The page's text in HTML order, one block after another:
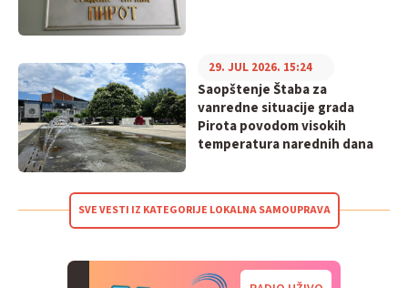
Saopštenje Štaba za
vanredne situacije grada
Pirota povodom visokih
temperatura narednih dana
29. JUL 2026. 15:24
SVE VESTI IZ KATEGORIJE LOKALNA SAMOUPRAVA